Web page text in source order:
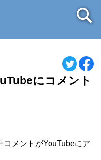
にコメント
メントがYouTubeにア